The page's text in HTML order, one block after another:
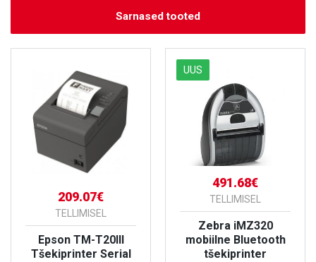
Sarnased tooted
209.07€
TELLIMISEL
Epson TM-T20III
Tšekiprinter Serial
UUS
491.68€
TELLIMISEL
Zebra iMZ320
mobiilne Bluetooth
tšekiprinter